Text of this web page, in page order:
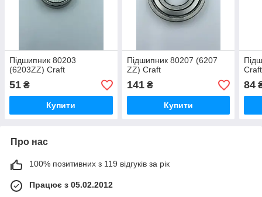
Підшипник 80203
(6203ZZ) Craft
51 ₴
Купити
Підшипник 80207 (6207
ZZ) Craft
141₴
Купити
Craft
84
Про нас
100% позитивних з 119 відгуків за рік
Працює з 05.02.2012